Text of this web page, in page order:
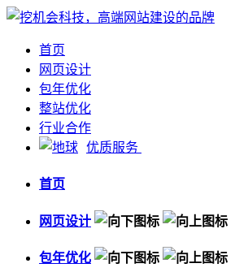
首页
网页设计
包年优化
整站优化
行业合作
优质服务
首页
网页设计
包年优化